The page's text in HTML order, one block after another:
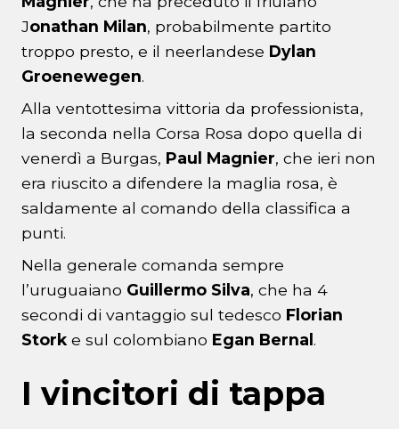
Jonathan Milan, probabilmente partito
troppo presto, e il neerlandese Dylan
Groenewegen.
Alla ventottesima vittoria da professionista,
la seconda nella Corsa Rosa dopo quella di
venerdì a Burgas, Paul Magnier, che ieri non
era riuscito a difendere la maglia rosa, è
saldamente al comando della classifica a
punti.
Nella generale comanda sempre
l’uruguaiano Guillermo Silva, che ha 4
secondi di vantaggio sul tedesco Florian
Stork e sul colombiano Egan Bernal .
I vincitori di tappa